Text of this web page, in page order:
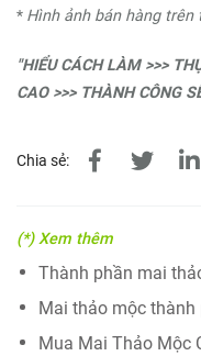
* Hình ảnh bán hàng trên
"HIỂU CÁCH LÀM >>>
CAO >>> THÀNH CÔNG
Chia sẻ:
(*) Xem thêm
Thành phần mai
Mai thảo mộc thành
Mua Mai Thảo Mộc